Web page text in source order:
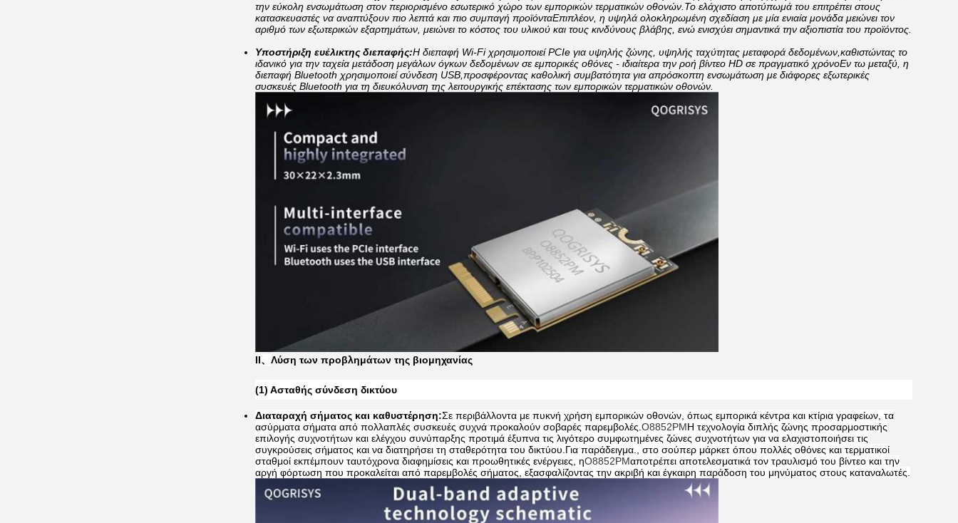
την εύκολη ενσωμάτωση στον περιορισμένο εσωτερικό χώρο των εμπορικών τερματικών οθονών.Το ελάχιστο αποτύπωμά του επιτρέπει στους
κατασκευαστές να αναπτύξουν πιο λεπτά και πιο συμπαγή προϊόνταΕπιπλέον, η υψηλά ολοκληρωμένη σχεδίαση με μία ενιαία μονάδα μειώνει τον
αριθμό των εξωτερικών εξαρτημάτων, μειώνει το κόστος του υλικού και τους κινδύνους βλάβης, ενώ ενισχύει σημαντικά την αξιοπιστία του προϊόντος.
Υποστήριξη ευέλικτης διεπαφής:Η διεπαφή Wi-Fi χρησιμοποιεί PCIe για υψηλής ζώνης, υψηλής ταχύτητας μεταφορά δεδομένων,καθιστώντας το
ιδανικό για την ταχεία μετάδοση μεγάλων όγκων δεδομένων σε εμπορικές οθόνες - ιδιαίτερα την ροή βίντεο HD σε πραγματικό χρόνοΕν τω μεταξύ, η
διεπαφή Bluetooth χρησιμοποιεί σύνδεση USB,προσφέροντας καθολική συμβατότητα για απρόσκοπτη ενσωμάτωση με διάφορες εξωτερικές
συσκευές Bluetooth για τη διευκόλυνση της λειτουργικής επέκτασης των εμπορικών τερματικών οθονών.
ΙΙ、 Λύση των προβλημάτων της βιομηχανίας
(1) Ασταθής σύνδεση δικτύου
Διαταραχή σήματος και καθυστέρηση:Σε περιβάλλοντα με πυκνή χρήση εμπορικών οθονών, όπως εμπορικά κέντρα και κτίρια γραφείων, τα
ασύρματα σήματα από πολλαπλές συσκευές συχνά προκαλούν σοβαρές παρεμβολές. Ο8852PMΗ τεχνολογία διπλής ζώνης προσαρμοστικής
επιλογής συχνοτήτων και ελέγχου συνύπαρξης προτιμά έξυπνα τις λιγότερο συμφωτημένες ζώνες συχνοτήτων για να ελαχιστοποιήσει τις
συγκρούσεις σήματος και να διατηρήσει τη σταθερότητα του δικτύου.Για παράδειγμα., στο σούπερ μάρκετ όπου πολλές οθόνες και τερματικοί
σταθμοί εκπέμπουν ταυτόχρονα διαφημίσεις και προωθητικές ενέργειες, ηΟ8852PMαποτρέπει αποτελεσματικά τον τραυλισμό του βίντεο και την
αργή φόρτωση που προκαλείται από παρεμβολές σήματος, εξασφαλίζοντας την ακριβή και έγκαιρη παράδοση του μηνύματος στους καταναλωτές.